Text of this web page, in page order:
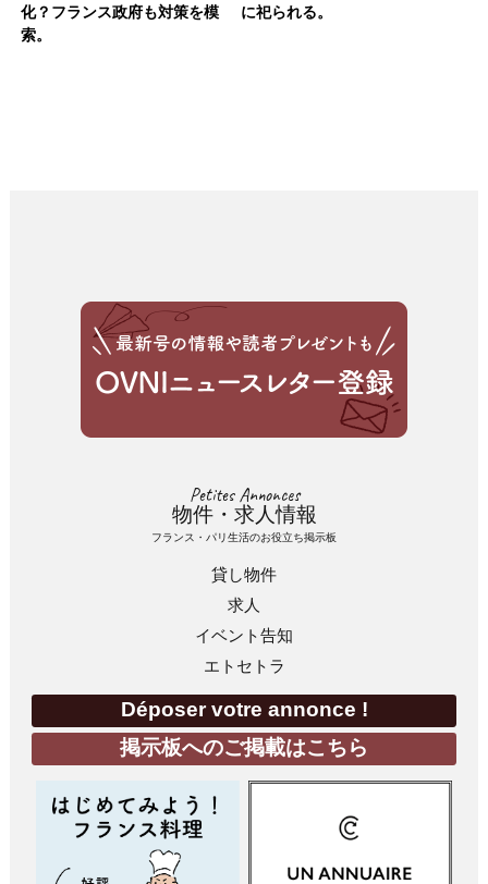
化？フランス政府も対策を模
索。
に祀られる。
Petites Annonces
物件・求人情報
フランス・パリ生活のお役立ち掲示板
貸し物件
求人
イベント告知
エトセトラ
Déposer votre annonce !
掲示板へのご掲載はこちら